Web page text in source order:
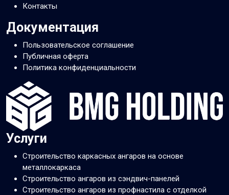
Контакты
Документация
Пользовательское соглашение
Публичная оферта
Политика конфиденциальности
Услуги
Строительство каркасных ангаров на основе
металлокаркаса
Строительство ангаров из сэндвич-панелей
Строительство ангаров из профнастила с отделкой